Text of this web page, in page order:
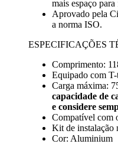
mais espaço
Aprovado pela
a norma ISO.
ESPECIFICAÇÕES
Comprimento:
Equipado com
Carga máxima:
capacidade de
e considere
Compatível com
Kit de instalação
Cor: Aluminium